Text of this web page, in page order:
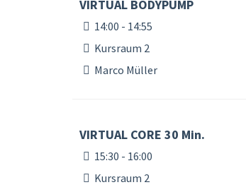
VIRTUAL BODYPUMP
14:00 - 14:55
Kursraum 2
Marco Müller
VIRTUAL CORE 30 Min.
15:30 - 16:00
Kursraum 2